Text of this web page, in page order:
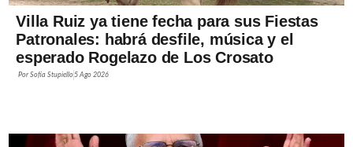
Villa Ruiz ya tiene fecha para sus Fiestas
Patronales: habrá desfile, música y el
esperado Rogelazo de Los Crosato
PorSofía Stupiello5 Ago 2026